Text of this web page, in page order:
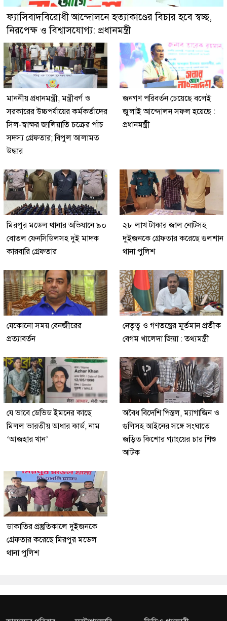
ফ্যাসিবাদবিরোধী আন্দোলনে হত্যাকাণ্ডের বিচার হবে স্বচ্ছ,
নিরপেক্ষ ও বিশ্বাসযোগ্য: প্রধানমন্ত্রী
মাননীয় প্রধানমন্ত্রী, মন্ত্রীবর্গ ও
সরকারের উচ্চপর্যায়ের কর্মকর্তাদের
সিল-স্বাক্ষর জালিয়াতি চক্রের পাঁচ
সদস্য গ্রেফতার; বিপুল আলামত
উদ্ধার
জনগণ পরিবর্তন চেয়েছে বলেই
জুলাই আন্দোলন সফল হয়েছে :
প্রধানমন্ত্রী
মিরপুর মডেল থানার অভিযানে ৯০
বোতল ফেনসিডিলসহ দুই মাদক
কারবারি গ্রেফতার
২৮ লাখ টাকার জাল নোটসহ
দুইজনকে গ্রেফতার করেছে গুলশান
থানা পুলিশ
যেকোনো সময় বেনজীরের
প্রত্যাবর্তন
নেতৃত্ব ও গণতন্ত্রের মূর্তমান প্রতীক
বেগম খালেদা জিয়া : তথ্যমন্ত্রী
যে ভাবে ডেভিড ইমনের কাছে
মিলল ভারতীয় আধার কার্ড, নাম
‘আজহার খান’
অবৈধ বিদেশি পিস্তল, ম্যাগাজিন ও
গুলিসহ আইনের সঙ্গে সংঘাতে
জড়িত কিশোর গ্যাংয়ের চার শিশু
আটক
ডাকাতির প্রস্তুতিকালে দুইজনকে
গ্রেফতার করেছে মিরপুর মডেল
থানা পুলিশ